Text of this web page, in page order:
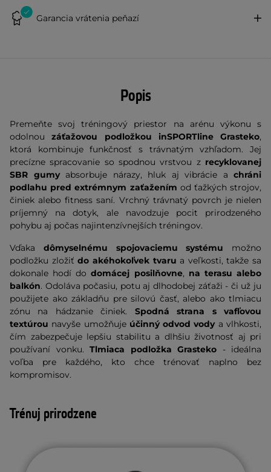
Garancia vrátenia peňazí
Popis
Premeňte svoj tréningový priestor na arénu výkonu s
odolnouzáťažovou podložkou inSPORTline Grasteko,
ktorá kombinuje funkčnosť s trávnatým vzhľadom. Jej
precízne spracovanie so spodnou vrstvou zrecyklovanej
SBR gumyabsorbuje nárazy, hluk aj vibrácie a chráni
podlahu pred extrémnym zaťažením od ťažkých strojov,
činiek alebo fitness saní. Vrchný trávnatý povrch je nielen
príjemný na dotyk, ale navodzuje pocit prirodzeného
pohybu aj počas najintenzívnejších tréningov.
Vďaka dômyselnému spojovaciemu systému možno
podložku zložiťdo akéhokoľvek tvaru a veľkosti, takže sa
dokonale hodí dodomácej posilňovne, na terasu alebo
balkón. Odoláva počasiu, potu aj dlhodobej záťaži - či už ju
použijete ako základňu pre silovú časť, alebo ako tlmiacu
zónu na hádzanie činiek. Spodná strana s vafľovou
textúrou navyše umožňujeúčinný odvod vody a vlhkosti,
čím zabezpečuje lepšiu stabilitu a dlhšiu životnosť aj pri
používaní vonku. Tlmiaca podložka Grasteko - ideálna
voľba pre každého, kto chce trénovať naplno bez
kompromisov.
Trénuj prirodzene